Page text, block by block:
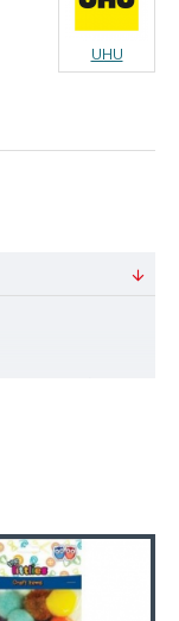
UHU
στεγνώνει
ή
στο
κρύο νερό.
διαφανές